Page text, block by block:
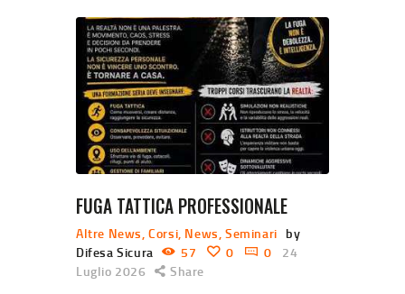
FUGA TATTICA PROFESSIONALE
Altre News,Corsi, News,Seminari by
Difesa Sicura
57 0 0
24
Luglio 2026
Share